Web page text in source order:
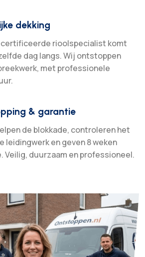
dekking
rioolspecialist komt
dag langs. Wij ontstoppen
met professionele
& garantie
de blokkade, controleren het
leidingwerk en geven 8 weken
Veilig, duurzaam en professioneel.